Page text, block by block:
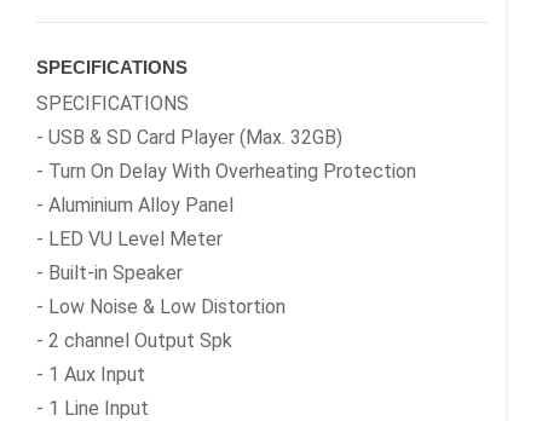
SPECIFICATIONS
SPECIFICATIONS
- USB & SD Card Player (Max. 32GB)
- Turn On Delay With Overheating Protection
- Aluminium Alloy Panel
- LED VU Level Meter
- Built-in Speaker
- Low Noise & Low Distortion
- 2 channel Output Spk
- 1 Aux Input
- 1 Line Input